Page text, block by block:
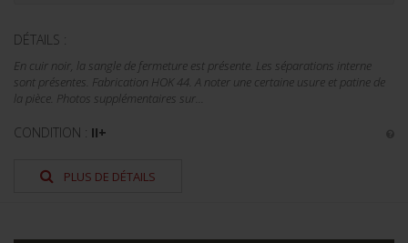
DÉTAILS :
En cuir noir, la sangle de fermeture est présente. Les séparations interne
sont présentes. Fabrication HOK 44. A noter une certaine usure et patine de
la pièce. Photos supplémentaires sur...
CONDITION : II+
PLUS DE DÉTAILS